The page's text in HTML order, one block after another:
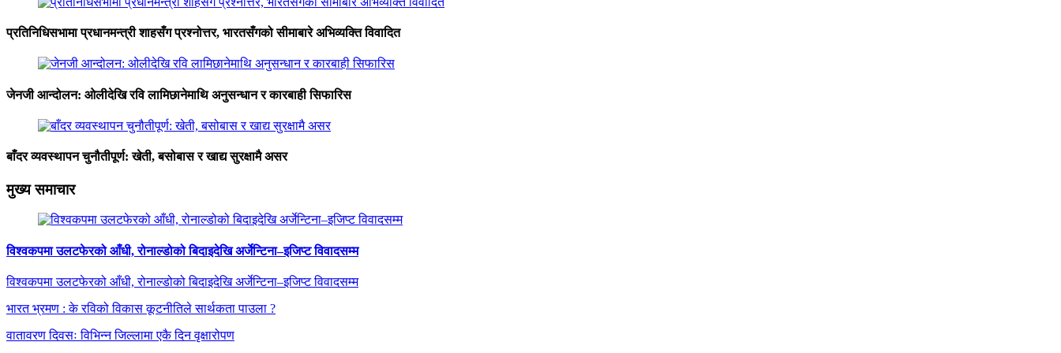
प्रतिनिधिसभामा प्रधानमन्त्री शाहसँग प्रश्नोत्तर, भारतसँगको सीमाबारे अभिव्यक्ति विवादित
जेनजी आन्दोलन: ओलीदेखि रवि लामिछानेमाथि अनुसन्धान र कारबाही सिफारिस
बाँदर व्यवस्थापन चुनौतीपूर्ण: खेती, बसोबास र खाद्य सुरक्षामै असर
मुख्य समाचार
विश्वकपमा उलटफेरको आँधी, रोनाल्डोको बिदाइदेखि अर्जेन्टिना–इजिप्ट विवादसम्म
विश्वकपमा उलटफेरको आँधी, रोनाल्डोको बिदाइदेखि अर्जेन्टिना–इजिप्ट विवादसम्म
भारत भ्रमण : के रविको विकास कूटनीतिले सार्थकता पाउला ?
वातावरण दिवसः विभिन्न जिल्लामा एकै दिन वृक्षारोपण